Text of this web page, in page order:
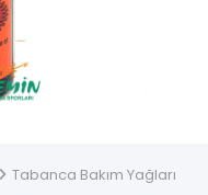
Tabanca Bakım Yağları